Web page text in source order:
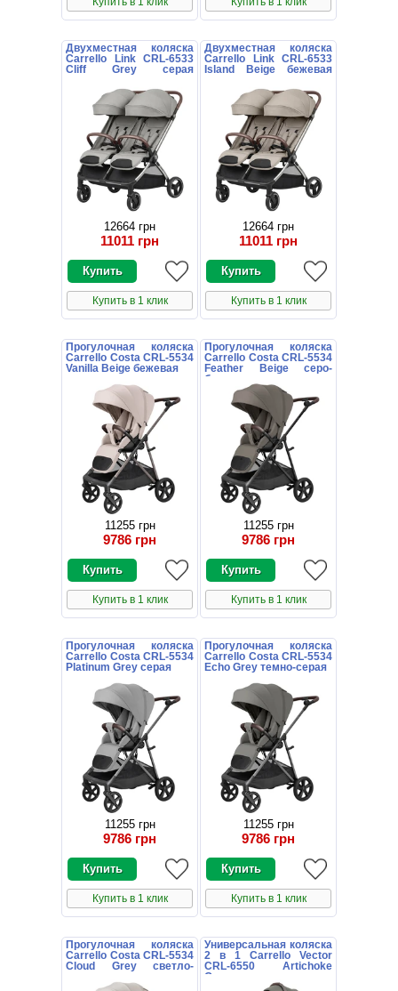
Двухместная коляска
Carrello Link CRL-6533
Cliff Grey серая
12664 грн
11011 грн
Купить в 1 клик
Двухместная коляска
Carrello Link CRL-6533
Island Beige бежевая
12664 грн
11011 грн
Купить в 1 клик
Прогулочная коляска
Carrello Costa CRL-5534
Vanilla Beige бежевая
11255 грн
9786 грн
Купить в 1 клик
Прогулочная коляска
Carrello Costa CRL-5534
Feather Beige серо-
бежевая
11255 грн
9786 грн
Купить в 1 клик
Прогулочная коляска
Carrello Costa CRL-5534
Platinum Grey серая
11255 грн
9786 грн
Купить в 1 клик
Прогулочная коляска
Carrello Costa CRL-5534
Echo Grey темно-серая
11255 грн
9786 грн
Купить в 1 клик
Прогулочная коляска
Carrello Costa CRL-5534
Cloud Grey светло-
Универсальная коляска
2 в 1 Carrello Vector
CRL-6550 Artichoke
Green хаки